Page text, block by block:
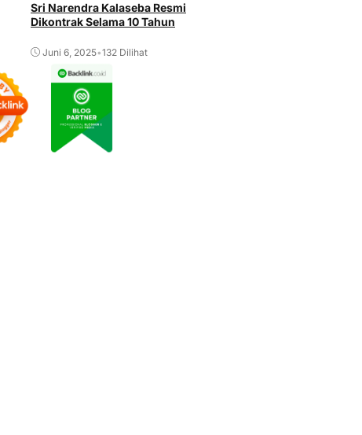
Sri Narendra Kalaseba Resmi
Dikontrak Selama 10 Tahun
Juni 6, 2025•132 Dilihat